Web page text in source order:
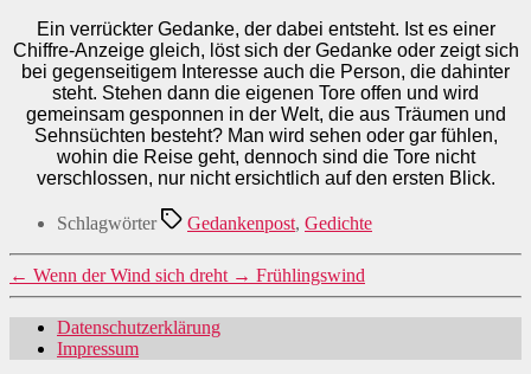
Ein verrückter Gedanke, der dabei entsteht. Ist es einer
Chiffre-Anzeige gleich, löst sich der Gedanke oder zeigt sich
bei gegenseitigem Interesse auch die Person, die dahinter
steht. Stehen dann die eigenen Tore offen und wird
gemeinsam gesponnen in der Welt, die aus Träumen und
Sehnsüchten besteht? Man wird sehen oder gar fühlen,
wohin die Reise geht, dennoch sind die Tore nicht
verschlossen, nur nicht ersichtlich auf den ersten Blick.
Schlagwörter Gedankenpost, Gedichte
← Wenn der Wind sich dreht → Frühlingswind
Datenschutzerklärung
Impressum